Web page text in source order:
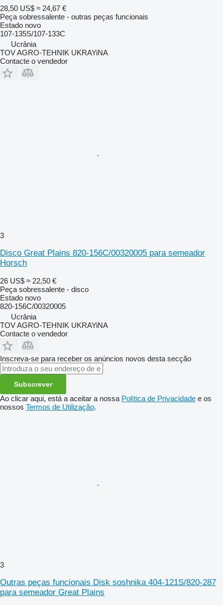
28,50 US$ ≈ 24,67 €
Peça sobressalente - outras peças funcionais
Estado novo
107-135S/107-133C
Ucrânia
TOV AGRO-TEHNIK UKRAYiNA
Contacte o vendedor
3
Disco Great Plains 820-156C/00320005 para semeador
Horsch
26 US$ ≈ 22,50 €
Peça sobressalente - disco
Estado novo
820-156C/00320005
Ucrânia
TOV AGRO-TEHNIK UKRAYiNA
Contacte o vendedor
Inscreva-se para receber os anúncios novos desta secção
Subscrever
Ao clicar aqui, está a aceitar a nossa Política de Privacidade e os
nossos Termos de Utilização.
3
Outras peças funcionais Disk soshnika 404-121S/820-287
para semeador Great Plains